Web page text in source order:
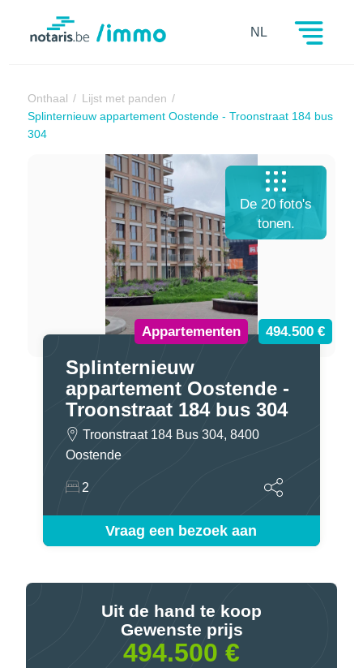
Notaris.be
NL
Onthaal
Lijst met panden
Splinternieuw appartement Oostende - Troonstraat 184 bus
304
Appartementen 494.500 €
Splinternieuw
appartement Oostende -
Troonstraat 184 bus 304
Troonstraat 184 Bus 304, 8400
Oostende
2
Vraag een bezoek aan
De 20 foto's
tonen.
Uit de hand te koop
Gewenste prijs
494.500 €